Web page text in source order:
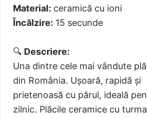
Material: ceramică cu ioni
Încălzire: 15 secunde
🔍 Descriere:
Una dintre cele mai vândute
din România. Ușoară, rapidă și
prietenoasă cu părul, ideală
zilnic. Plăcile ceramice cu